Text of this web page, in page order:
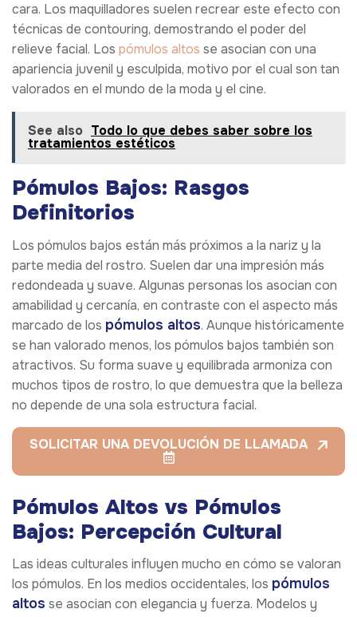
cara. Los maquilladores suelen recrear este efecto con
técnicas de contouring, demostrando el poder del
relieve facial. Los pómulos altos se asocian con una
apariencia juvenil y esculpida, motivo por el cual son tan
valorados en el mundo de la moda y el cine.
See also Todo lo que debes saber sobre los
tratamientos estéticos
Pómulos Bajos: Rasgos
Definitorios
Los pómulos bajos están más próximos a la nariz y la
parte media del rostro. Suelen dar una impresión más
redondeada y suave. Algunas personas los asocian con
amabilidad y cercanía, en contraste con el aspecto más
marcado de los pómulos altos. Aunque históricamente
se han valorado menos, los pómulos bajos también son
atractivos. Su forma suave y equilibrada armoniza con
muchos tipos de rostro, lo que demuestra que la belleza
no depende de una sola estructura facial.
SOLICITAR UNA DEVOLUCIÓN DE LLAMADA
Pómulos Altos vs Pómulos
Bajos: Percepción Cultural
Las ideas culturales influyen mucho en cómo se valoran
los pómulos. En los medios occidentales, los pómulos
altos se asocian con elegancia y fuerza. Modelos y